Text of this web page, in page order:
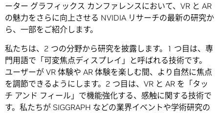
ーター グラフィックス カンファレンスにおいて、VR と AR
の魅力をさらに向上させる NVIDIA リサーチの最新の研究か
ら、一部をご紹介します。
私たちは、2 つの分野から研究を披露します。1 つ目は、専
門用語で「可変焦点ディスプレイ」と呼ばれる技術です。
ユーザーが VR 体験や AR 体験を楽しむ間、より自然に焦点
を調節できるようにします。2 つ目は、VR と AR を「タッ
チ アンド フィール」で機能強化する、感触に関する技術で
す。私たちが SIGGRAPH などの業界イベントや学術研究の